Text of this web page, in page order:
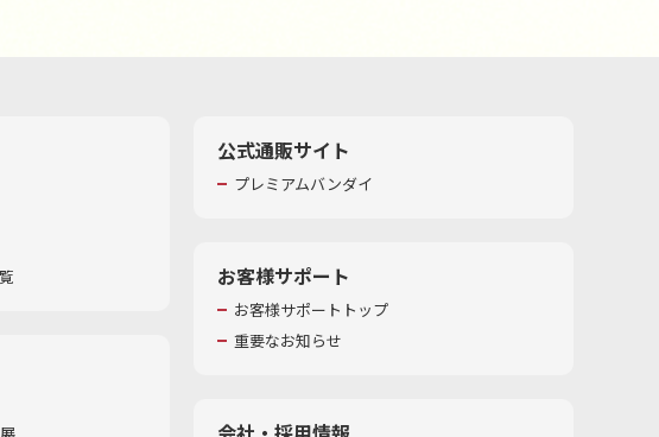
公式通販サイト
プレミアムバンダイ
お客様サポート
お客様サポートトップ
重要なお知らせ